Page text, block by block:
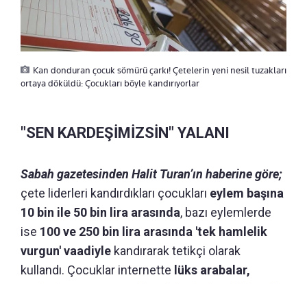
Kan donduran çocuk sömürü çarkı! Çetelerin yeni nesil tuzakları
ortaya döküldü: Çocukları böyle kandırıyorlar
"SEN KARDEŞİMİZSİN" YALANI
Sabah gazetesinden Halit Turan’ın haberine göre;
çete liderleri kandırdıkları çocukları eylem başına
10 bin ile 50 bin lira arasında, bazı eylemlerde
ise 100 ve 250 bin lira arasında 'tek hamlelik
vurgun' vaadiyle kandırarak tetikçi olarak
kullandı. Çocuklar internette lüks arabalar,